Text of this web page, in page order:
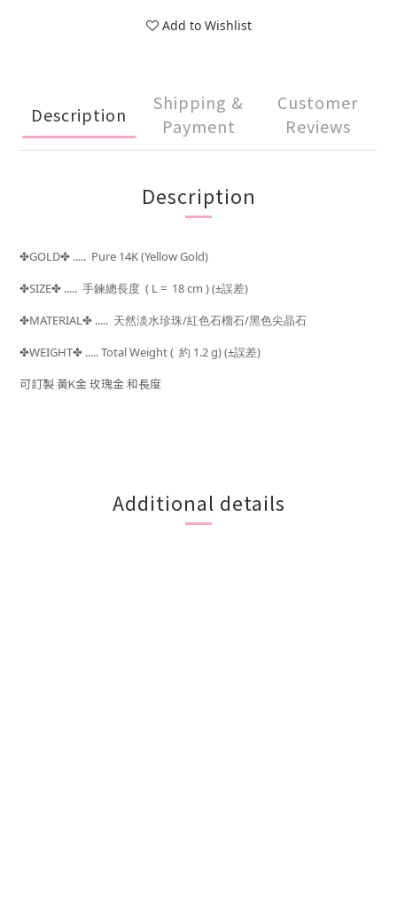
Add to Wishlist
Description
Shipping &
Payment
Customer
Reviews
Description
✤GOLD✤ ..... Pure 14K (Yellow Gold)
✤SIZE✤ ..... 手鍊總長度 ( L = 18 cm ) (±誤差)
✤MATERIAL✤ ..... 天然淡水珍珠/紅色石榴石/黑色尖晶石
✤WEIGHT✤ ..... Total Weight ( 約 1.2 g)(±誤差)
可訂製 黃K金 玫瑰金 和長度
Additional details